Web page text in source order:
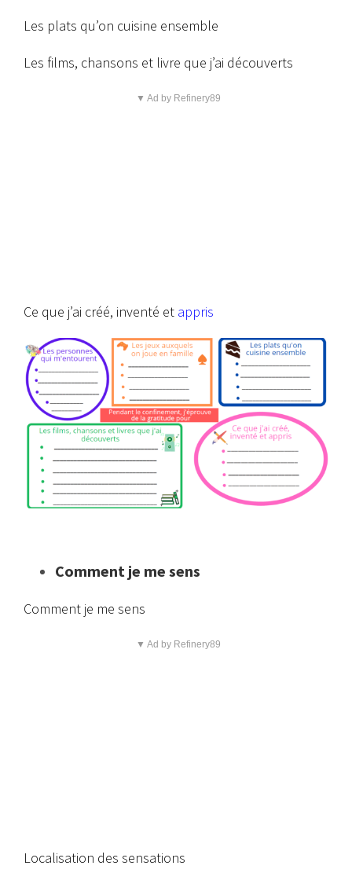
Les plats qu’on cuisine ensemble
Les films, chansons et livre que j’ai découverts
▼ Ad by Refinery89
Ce que j’ai créé, inventé et appris
Comment je me sens
Comment je me sens
▼ Ad by Refinery89
Localisation des sensations